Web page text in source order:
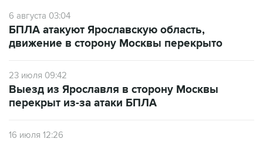
6 августа 03:04
БПЛА атакуют Ярославскую область,
движение в сторону Москвы перекрыто
23 июля 09:42
Выезд из Ярославля в сторону Москвы
перекрыт из-за атаки БПЛА
16 июля 12:26